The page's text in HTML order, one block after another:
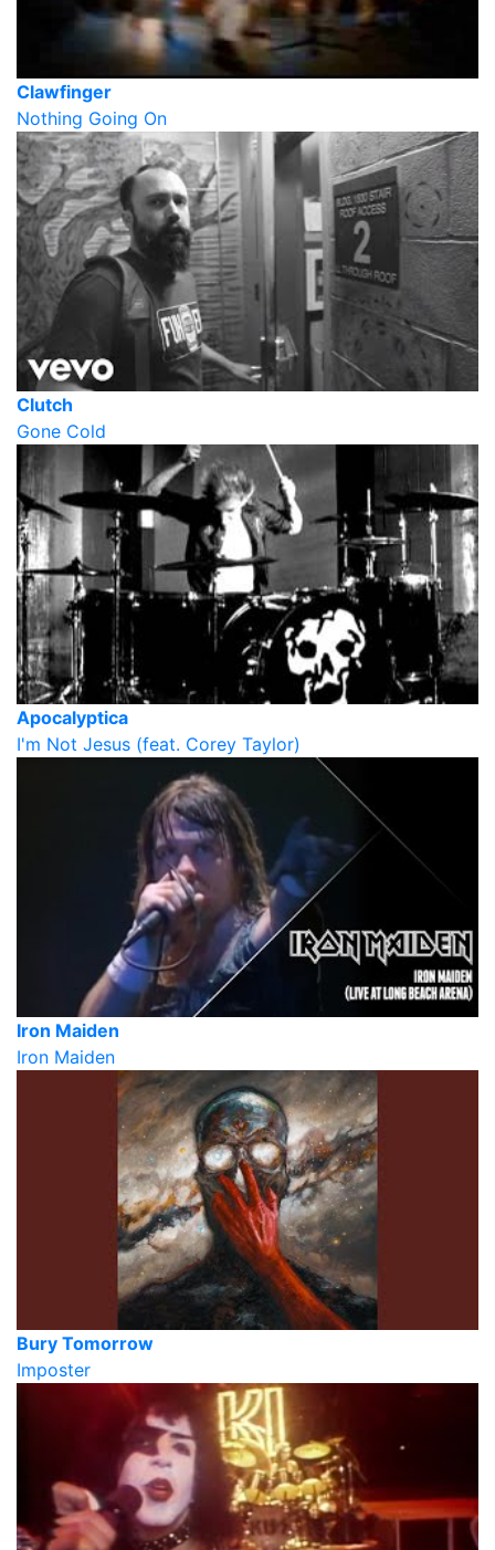
Clawfinger
Nothing Going On
Clutch
Gone Cold
Apocalyptica
I'm Not Jesus (feat. Corey Taylor)
Iron Maiden
Iron Maiden
Bury Tomorrow
Imposter